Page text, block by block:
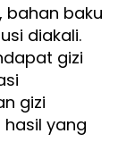
bahan baku
diakali.
gizi
gizi
yang